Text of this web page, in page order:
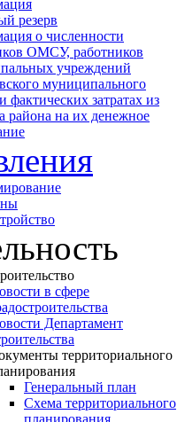
резерв
о численности
ОМСУ, работников
учреждений
муниципального
фактических затратах из
района на их денежное
в сфере
Департамент
территориального
Генеральный план
Схема территориального
планирования